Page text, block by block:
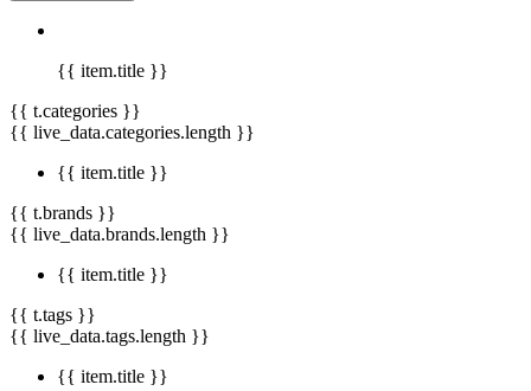
{{ item.title }}
{{ t.categories }}
{{ live_data.categories.length }}
{{ item.title }}
{{ t.brands }}
{{ live_data.brands.length }}
{{ item.title }}
{{ t.tags }}
{{ live_data.tags.length }}
{{ item.title }}